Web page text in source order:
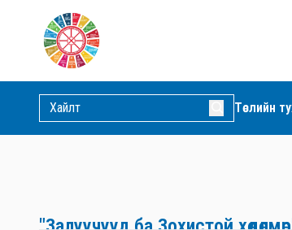
Төслийн